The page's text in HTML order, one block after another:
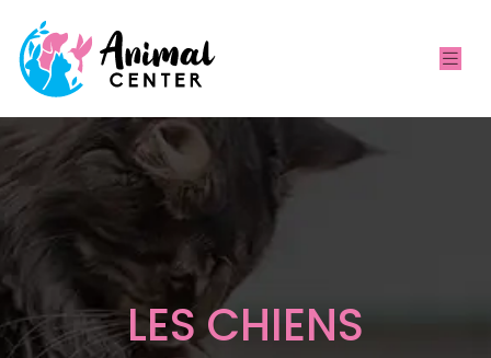
LES CHIENS